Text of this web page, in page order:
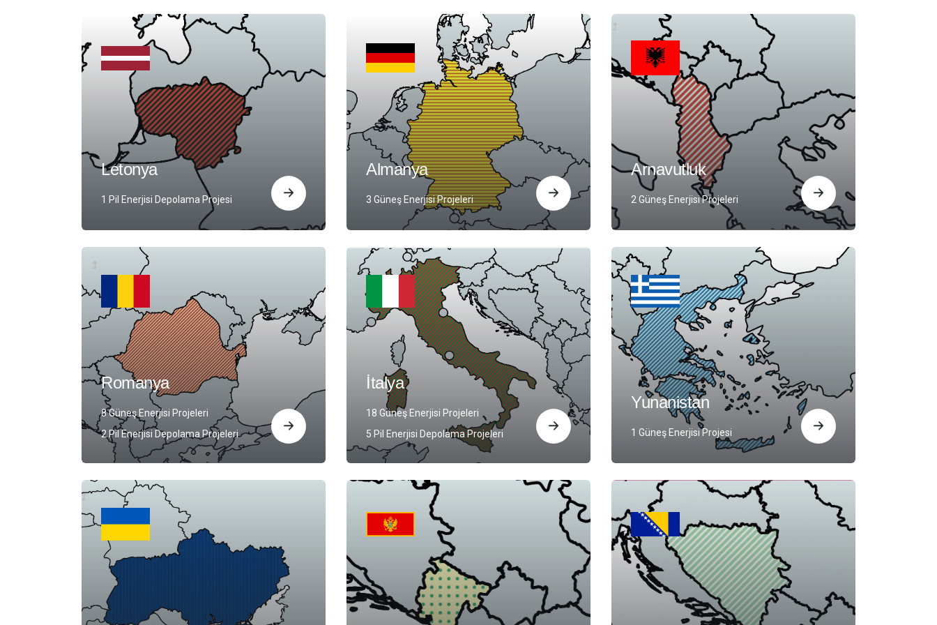
Letonya
1 Pil Enerjisi Depolama Projesi
Almanya
3 Güneş Enerjisi Projeleri
Arnavutluk
2 Güneş Enerjisi Projeleri
Romanya
8 Güneş Enerjisi Projeleri
2 Pil Enerjisi Depolama Projeleri
İtalya
18 Güneş Enerjisi Projeleri
5 Pil Enerjisi Depolama Projeleri
Yunanistan
1 Güneş Enerjisi Projesi